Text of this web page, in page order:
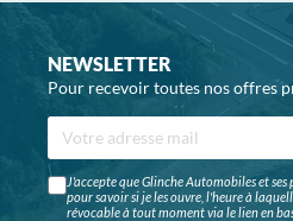
NEWSLETTER
Pour recevoir toutes nos offres
J'accepte que Glinche Automobiles et
pour savoir si je les ouvre, l'heure à
révocable à tout moment via le lien en